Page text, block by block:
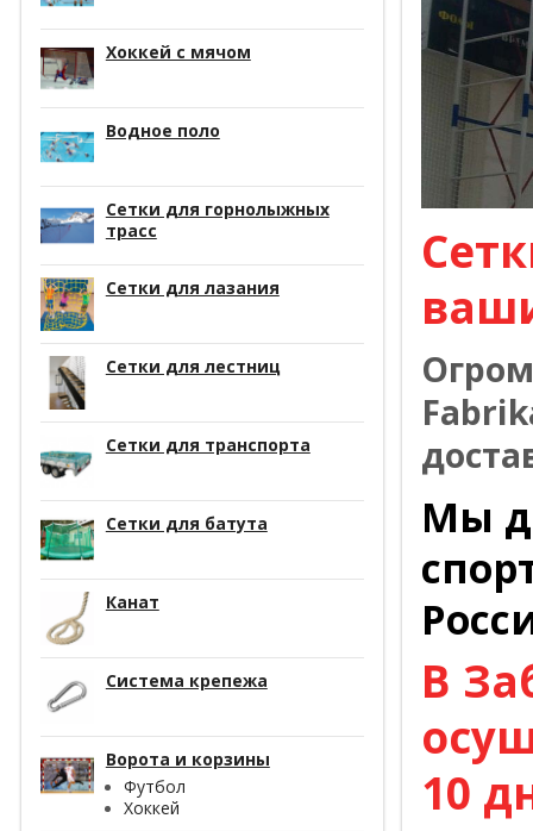
Хоккей с мячом
Водное поло
Сетки для горнолыжных
трасс
Сетки для лазания
Сетки для лестниц
Сетки для транспорта
Сетки для батута
Канат
Система крепежа
Ворота и корзины
Футбол
Хоккей
Мы
В
10